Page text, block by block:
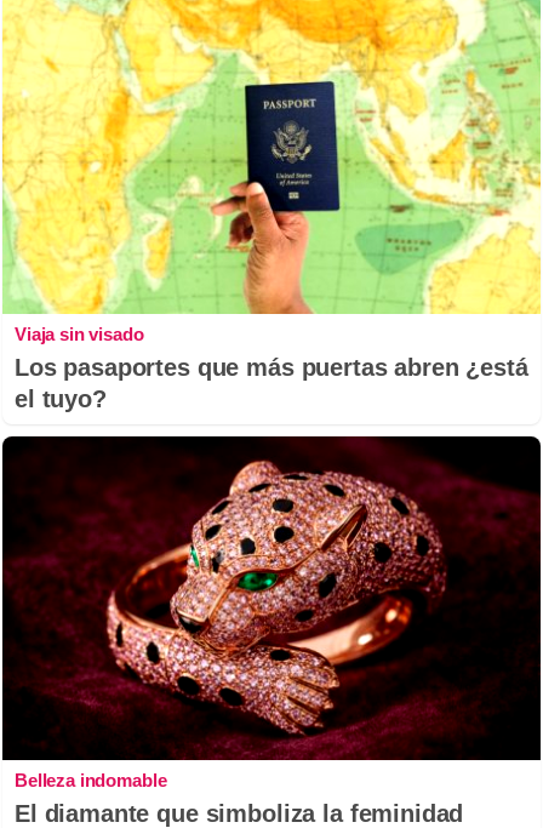
Viaja sin visado
Los pasaportes que más puertas abren ¿está
el tuyo?
Belleza indomable
El diamante que simboliza la feminidad